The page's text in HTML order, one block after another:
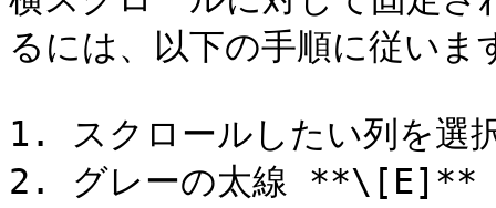
るには、以下の手順に従いま
1. スクロールしたい列を選
2. グレーの太線 **\[E]**